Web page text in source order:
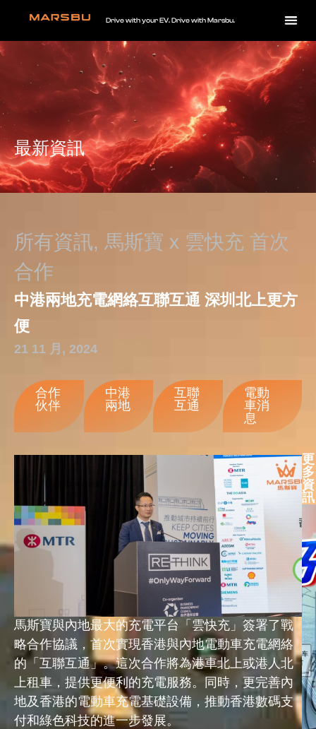
Drive with your EV. Drive with Marsbu.
最新資訊
所有資訊, 馬斯寶 x 雲快充 首次
合作
中港兩地充電網絡互聯互通 深圳北上更方
便
21 11 月, 2024
合作
伙伴
中港
兩地
互聯
互通
電動
車消
息
馬斯寶與內地最大的充電平台「雲快充」簽署了戰
略合作協議，首次實現香港與內地電動車充電網絡
的「互聯互通」。這次合作將為港車北上或港人北
上租車，提供更便利的充電服務。同時，更完善內
地及香港的電動車充電基礎設備，推動香港數碼支
付和綠色科技的進一步發展。
更
多
資
訊